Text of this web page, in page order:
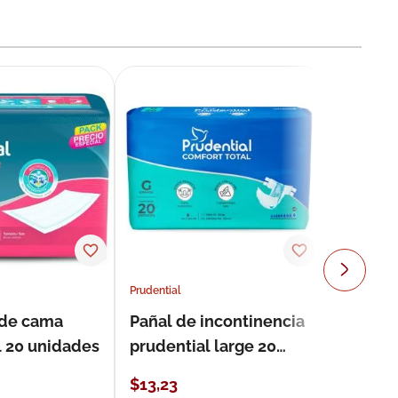
cama
unidades
Prudential
Pañal de incontinencia
prudential large 20
$13,23